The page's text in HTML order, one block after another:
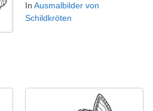
In Ausmalbilder von
Schildkröten